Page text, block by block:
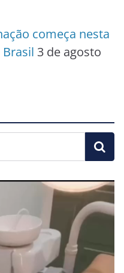
começa nesta
3 de agosto